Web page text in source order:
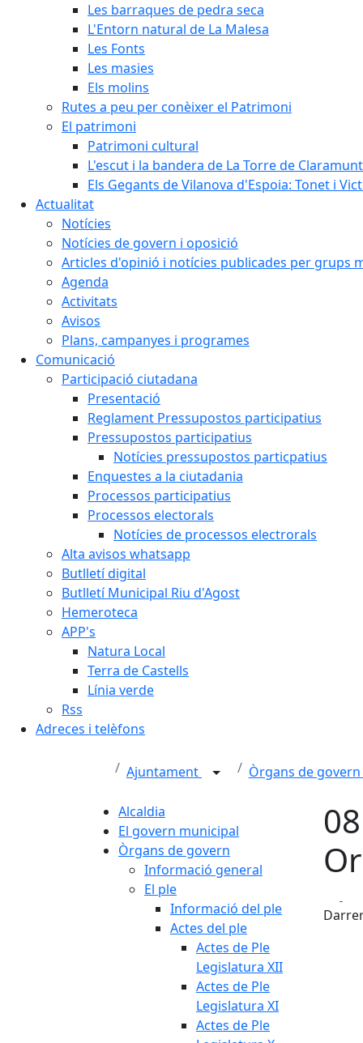
Les barraques de pedra seca
L'Entorn natural de La Malesa
Les Fonts
Les masies
Els molins
Rutes a peu per conèixer el Patrimoni
El patrimoni
Patrimoni cultural
L'escut i la bandera de La Torre de Claramunt
Els Gegants de Vilanova d'Espoia: Tonet i
Actualitat
Notícies
Notícies de govern i oposició
Articles d'opinió i notícies publicades per grups
Agenda
Activitats
Avisos
Plans, campanyes i programes
Comunicació
Participació ciutadana
Presentació
Reglament Pressupostos participatius
Pressupostos participatius
Notícies pressupostos particpatius
Enquestes a la ciutadania
Processos participatius
Processos electorals
Notícies de processos electrorals
Alta avisos whatsapp
Butlletí digital
Butlletí Municipal Riu d'Agost
Hemeroteca
APP's
Natura Local
Terra de Castells
Línia verde
Rss
Adreces i telèfons
Ajuntament Òrgans de govern
Alcaldia
El govern municipal
Òrgans de govern
Informació general
El ple
Informació del ple
Actes del ple
Actes de Ple
Legislatura XII
Actes de Ple
Legislatura XI
Actes de Ple